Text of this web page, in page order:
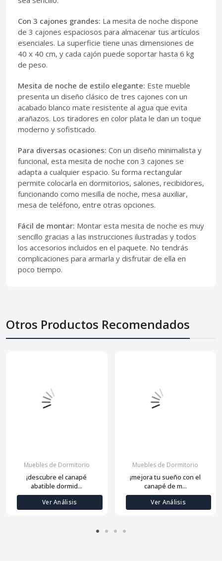
Con 3 cajones grandes: La mesita de noche dispone
de 3 cajones espaciosos para almacenar tus artículos
esenciales. La superficie tiene unas dimensiones de
40 x 40 cm, y cada cajón puede soportar hasta 6 kg
de peso.
Mesita de noche de estilo elegante: Este mueble
presenta un diseño clásico de tres cajones con un
acabado blanco mate resistente al agua que evita
arañazos. Los tiradores en color plata le dan un toque
moderno y sofisticado.
Para diversas ocasiones: Con un diseño minimalista y
funcional, esta mesita de noche con 3 cajones se
adapta a cualquier espacio. Su forma rectangular
permite colocarla en dormitorios, salones, recibidores,
funcionando como mesilla de noche, mesa auxiliar,
mesa de teléfono, entre otras opciones.
Fácil de montar: Montar esta mesita de noche es muy
sencillo gracias a las instrucciones ilustradas y todos
los accesorios incluidos en el paquete. No tendrás
complicaciones para armarla y disfrutar de ella en
poco tiempo.
Otros Productos Recomendados
Muebles de Dormitorio
¡descubre el canapé
abatible dormid...
Ver Análisis
Muebles de Dormitorio
¡mejora tu sueño con el
canapé de m...
Ver Análisis